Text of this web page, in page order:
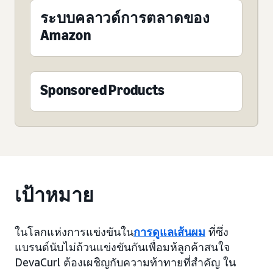
ระบบคลาวด์การตลาดของ
Amazon
Sponsored Products
เป้าหมาย
ในโลกแห่งการแข่งขันในการดูแลเส้นผม ที่ซึ่ง
แบรนด์นับไม่ถ้วนแข่งขันกันเพื่อมห้ลูกค้าสนใจ
DevaCurl ต้องเผชิญกับความท้าทายที่สำคัญ ใน